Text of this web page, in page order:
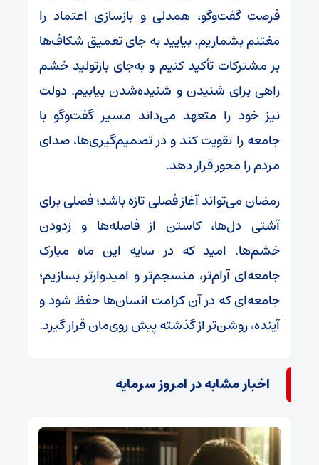
فرصت گفت‌وگو، همدلی و بازسازی اعتماد را
مغتنم بشماریم. بیایید به جای تعمیق شکاف‌ها
بر مشترکات تأکید کنیم و به‌جای بازتولید خشم
راهی برای شنیدن و شنیده‌شدن بیابیم. دولت
نیز خود را متعهد می‌داند مسیر گفت‌وگو با
جامعه را تقویت کند و در تصمیم‌گیری‌ها، صدای
مردم را محور قرار دهد.
رمضان می‌تواند آغاز فصلی تازه باشد؛ فصلی برای
آشتی دل‌ها، کاستن از فاصله‌ها و زدودن
خشم‌ها. امید که در سایه این ماه مبارک
جامعه‌ای آرام‌تر، منسجم‌تر و امیدوارتر بسازیم؛
جامعه‌ای که در آن کرامت انسان‌ها حفظ شود و
آینده، روشن‌تر از گذشته پیش روی‌مان قرار گیرد.
اخبار مشابه در امروز سرمایه